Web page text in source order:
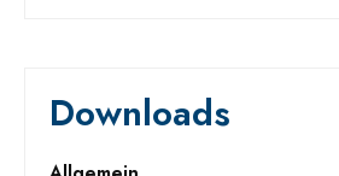
Downloads